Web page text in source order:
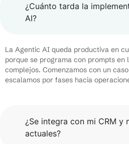
¿Cuánto tarda la
AI?
La Agentic AI queda productiva en
porque se programa con prompts en
complejos. Comenzamos con un
escalamos por fases hacia
¿Se integra con mi CRM y
actuales?